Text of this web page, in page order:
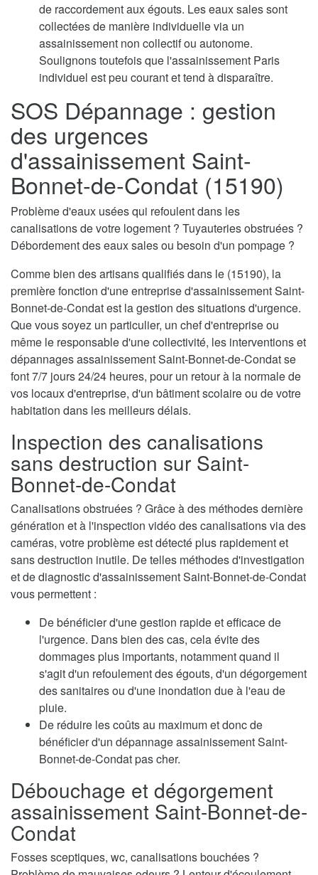
de raccordement aux égouts. Les eaux sales sont
collectées de manière individuelle via un
assainissement non collectif ou autonome.
Soulignons toutefois que l'assainissement Paris
individuel est peu courant et tend à disparaître.
SOS Dépannage : gestion
des urgences
d'assainissement Saint-
Bonnet-de-Condat (15190)
Problème d'eaux usées qui refoulent dans les
canalisations de votre logement ? Tuyauteries obstruées ?
Débordement des eaux sales ou besoin d'un pompage ?
Comme bien des artisans qualifiés dans le (15190), la
première fonction d'une entreprise d'assainissement Saint-
Bonnet-de-Condat est la gestion des situations d'urgence.
Que vous soyez un particulier, un chef d'entreprise ou
même le responsable d'une collectivité, les interventions et
dépannages assainissement Saint-Bonnet-de-Condat se
font 7/7 jours 24/24 heures, pour un retour à la normale de
vos locaux d'entreprise, d'un bâtiment scolaire ou de votre
habitation dans les meilleurs délais.
Inspection des canalisations
sans destruction sur Saint-
Bonnet-de-Condat
Canalisations obstruées ? Grâce à des méthodes dernière
génération et à l'inspection vidéo des canalisations via des
caméras, votre problème est détecté plus rapidement et
sans destruction inutile. De telles méthodes d'investigation
et de diagnostic d'assainissement Saint-Bonnet-de-Condat
vous permettent :
De bénéficier d'une gestion rapide et efficace de
l'urgence. Dans bien des cas, cela évite des
dommages plus importants, notamment quand il
s'agit d'un refoulement des égouts, d'un dégorgement
des sanitaires ou d'une inondation due à l'eau de
pluie.
De réduire les coûts au maximum et donc de
bénéficier d'un dépannage assainissement Saint-
Bonnet-de-Condat pas cher.
Débouchage et dégorgement
assainissement Saint-Bonnet-de-
Condat
Fosses sceptiques, wc, canalisations bouchées ?